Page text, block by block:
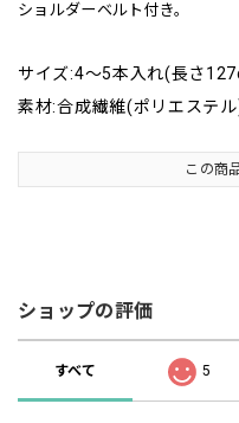
ショルダーベルト付き。
サイズ:4～5本入れ(長さ
素材:合成繊維(ポリエステ
この商
ショップの評価
すべて 5